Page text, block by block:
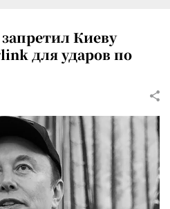
Киеву
для ударов по